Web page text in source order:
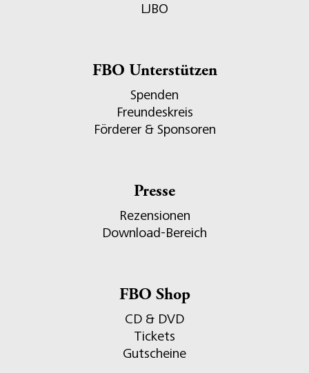
LJBO
FBO Unterstützen
Spenden
Freundeskreis
Förderer & Sponsoren
Presse
Rezensionen
Download-Bereich
FBO Shop
CD & DVD
Tickets
Gutscheine